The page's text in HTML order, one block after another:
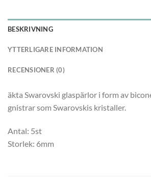
BESKRIVNING
YTTERLIGARE INFORMATION
RECENSIONER (0)
äkta Swarovski glaspärlor i form av
gnistrar som Swarovskis kristaller.
Antal: 5st
Storlek: 6mm